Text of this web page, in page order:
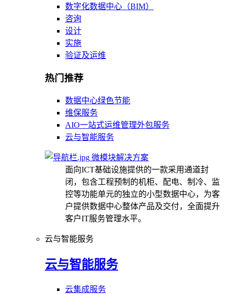
数字化数据中心（BIM）
咨询
设计
实施
验证及运维
热门推荐
数据中心绿色节能
维保服务
AIO一站式运维管理外包服务
云与智能服务
微模块解决方案
面向ICT基础设施提供的一款采用通道封
闭，包含工程预制的机柜、配电、制冷、监
控等功能单元的独立的小型数据中心，为客
户提供数据中心整体产品及交付，全面提升
客户IT服务管理水平。
云与智能服务
云与智能服务
云集成服务